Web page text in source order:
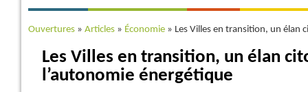
Ouvertures » Articles » Économie » Les Villes en transition, un élan
Les Villes en transition, un élan
l’autonomie énergétique